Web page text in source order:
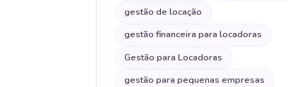
gestão de locação
gestão financeira para locadoras
Gestão para Locadoras
gestão para pequenas empresas